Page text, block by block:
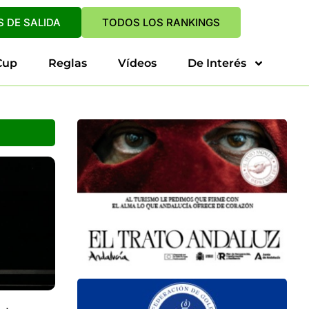
DE SALIDA TODOS LOS RANKINGS
Reglas Vídeos De Interés